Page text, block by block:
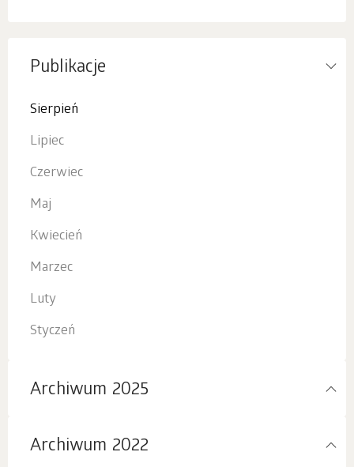
Publikacje
Sierpień
Lipiec
Czerwiec
Maj
Kwiecień
Marzec
Luty
Styczeń
Archiwum 2025
Archiwum 2022